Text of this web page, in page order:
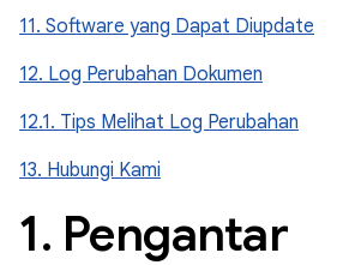
11. Software yang Dapat Diupdate
12. Log Perubahan Dokumen
12.1. Tips Melihat Log Perubahan
13. Hubungi Kami
1. Pengantar